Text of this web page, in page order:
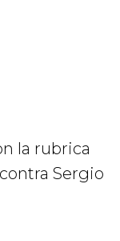
la rubrica
Sergio